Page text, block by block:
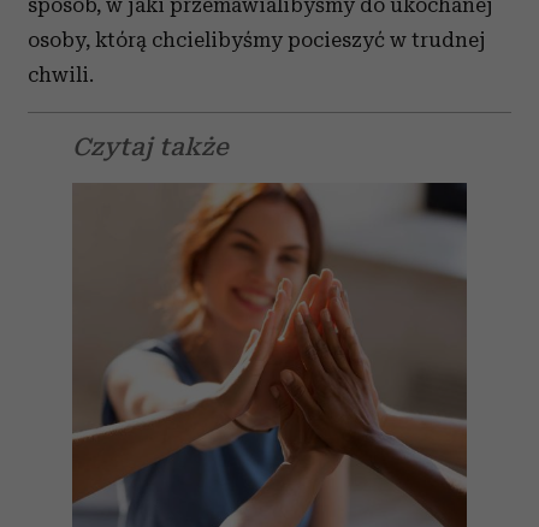
sposób, w jaki przemawialibyśmy do ukochanej
osoby, którą chcielibyśmy pocieszyć w trudnej
chwili.
Czytaj także